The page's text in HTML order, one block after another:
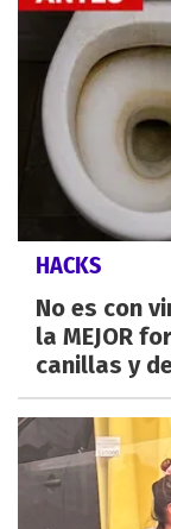
HACKS
No es con
la MEJOR
canillas y